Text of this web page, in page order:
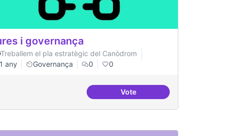
i governança
Treballem el pla estratègic del Canòdrom
1 any
Governança 0 0
VoteCures i governança